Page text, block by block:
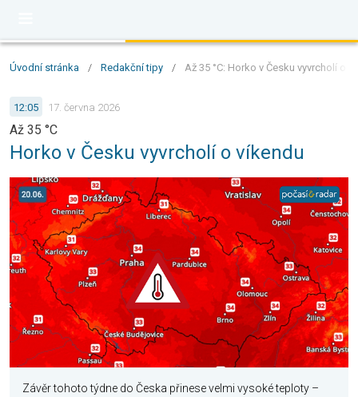
Úvodní stránka / Redakční tipy / Až 35 °C: Horko v Česku vyvrcholí o
12:05 17. června 2026
Až 35 °C
Horko v Česku vyvrcholí o víkendu
Závěr tohoto týdne do Česka přinese velmi vysoké teploty –